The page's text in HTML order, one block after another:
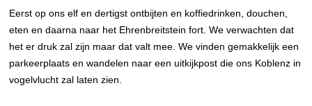
Eerst op ons elf en dertigst ontbijten en koffiedrinken, douchen,
eten en daarna naar het Ehrenbreitstein fort. We verwachten dat
het er druk zal zijn maar dat valt mee. We vinden gemakkelijk een
parkeerplaats en wandelen naar een uitkijkpost die ons Koblenz in
vogelvlucht zal laten zien.